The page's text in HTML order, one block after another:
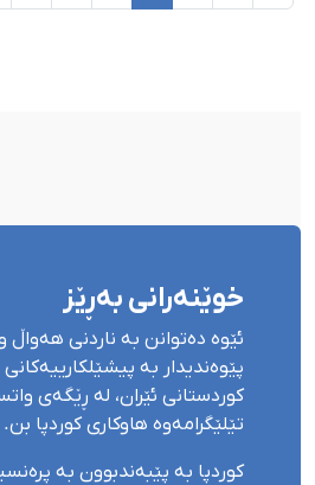
خوێنەرانی بەڕێز
ئێوە دەتوانن بە ناردنی هەواڵ و
پێوەندیدار بە
کوردستانی ئێران، لە ڕێگەی
تێلێگرامەوە هاوکاری کوردپا بن.
کوردپا بە پێبەندبوون بە